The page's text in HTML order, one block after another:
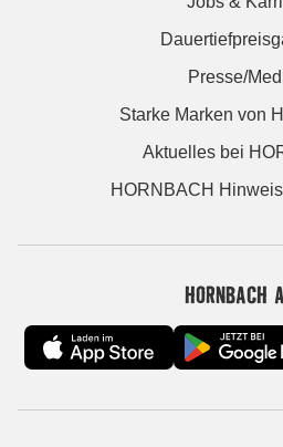
Presse/
Starke Marken von
Aktuelles bei
HORNBACH
HORNBACH